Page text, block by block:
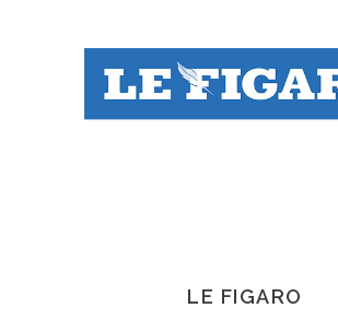
LE FIGARO